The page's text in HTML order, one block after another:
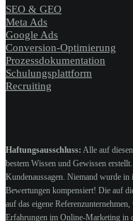
SEO & GEO
Meta Ads
Google Ads
Conversion-Optimierung
Prozessdokumentation
Schulungsplattform
Recruiting
Haftungsausschluss: Alle auf
bestem Wissen und Gewissen
Kundenaussagen. Niemand wurde
Bewertungen kompensiert! Die auf
auf das eigene
Erfahrungen im Online-Marketing in